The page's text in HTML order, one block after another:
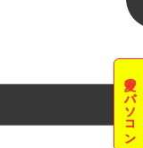
夏のパソコン祭